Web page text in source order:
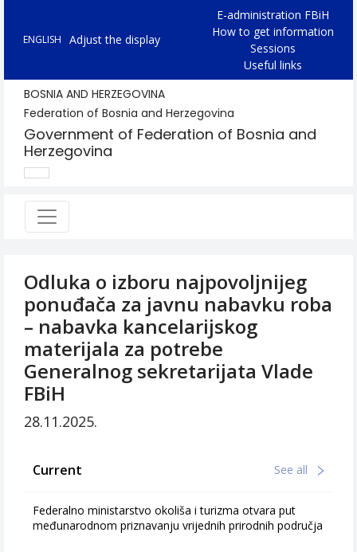
ENGLISH Adjust the display
E-administration FBiH
How to get information
Sessions
Useful links
BOSNIA AND HERZEGOVINA
Federation of Bosnia and Herzegovina
Government of Federation of Bosnia and
Herzegovina
Odluka o izboru najpovoljnijeg
ponuđača za javnu nabavku roba
– nabavka kancelarijskog
materijala za potrebe
Generalnog sekretarijata Vlade
FBiH
28.11.2025.
Current See all
Federalno ministarstvo okoliša i turizma otvara put
međunarodnom priznavanju vrijednih prirodnih područja